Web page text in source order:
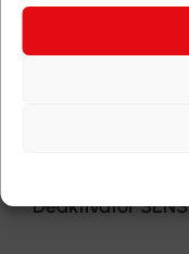
Deaktivator